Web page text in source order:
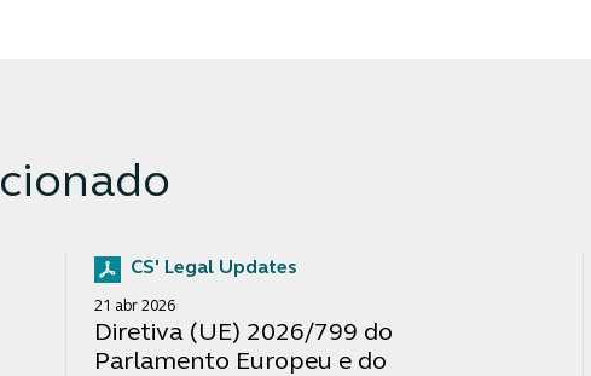
CS' Legal Updates
21 abr 2026
Diretiva (UE) 2026/799 do
Parlamento Europeu e do